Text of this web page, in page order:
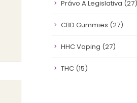
Právo A Legislativa (27)
CBD Gummies (27)
HHC Vaping (27)
THC (15)